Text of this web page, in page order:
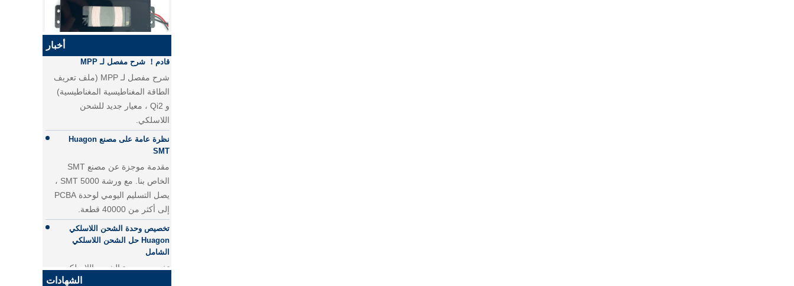
QI2.1 15W QI 2.1 نقل الشاحن
اللاسلكي المتحرك لفائف الشاحن
اللاسلكي القابل للإزالة
25W QI2 الشحن اللاسلكي
الشاحن اللاسلكي - نسخة -
JCJW30
أخبار
الفرق بين الشحن السريع PD
والشحن السريع QC
Qi2 ، معيار جديد للشحن اللاسلكي ،
شرح مفصل لـ MPP (ملف تعريف
الطاقة المغناطيسية المغناطيسية)
و Qi2 ، معيار جديد للشحن
اللاسلكي.
نظرة عامة على مصنع Huagon
SMT
يصل التسليم اليومي لوحدة PCBA
إلى أكثر من 40000 قطعة.
تخصيص وحدة الشحن اللاسلكي
Huagon حل الشحن اللاسلكي
الشامل
تخصيص وحدة الشحن اللاسلكي
Huagon حل شحن لاسلكي شامل
الشهادات